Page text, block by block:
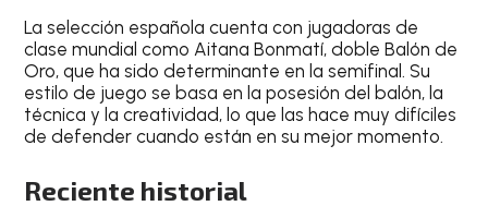
La selección española cuenta con jugadoras de
clase mundial como Aitana Bonmatí, doble Balón de
Oro, que ha sido determinante en la semifinal. Su
estilo de juego se basa en la posesión del balón, la
técnica y la creatividad, lo que las hace muy difíciles
de defender cuando están en su mejor momento.
Reciente historial